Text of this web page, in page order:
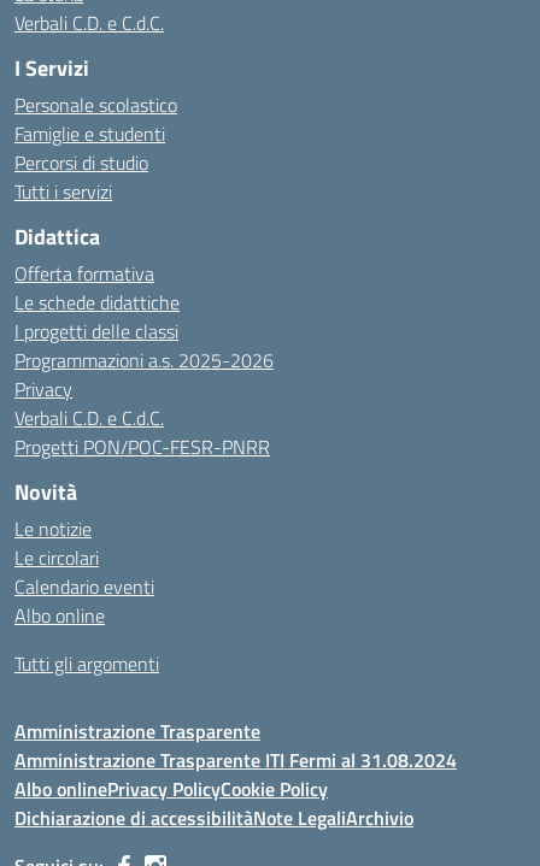
Verbali C.D. e C.d.C.
I Servizi
Personale scolastico
Famiglie e studenti
Percorsi di studio
Tutti i servizi
Didattica
Offerta formativa
Le schede didattiche
I progetti delle classi
Programmazioni a.s. 2025-2026
Privacy
Verbali C.D. e C.d.C.
Progetti PON/POC-FESR-PNRR
Novità
Le notizie
Le circolari
Calendario eventi
Albo online
Tutti gli argomenti
Amministrazione Trasparente
Amministrazione Trasparente ITI Fermi al 31.08.2024
Albo onlinePrivacy PolicyCookie Policy
Dichiarazione di accessibilitàNote LegaliArchivio